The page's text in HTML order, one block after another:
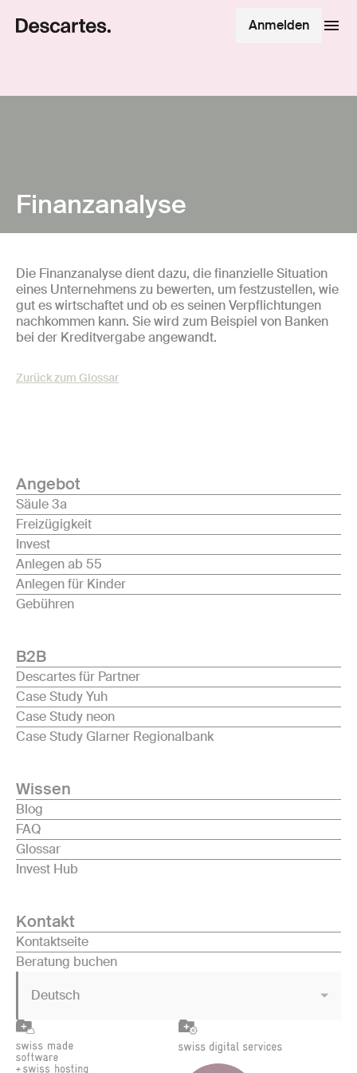
Anmelden
Finanzanalyse
Die Finanzanalyse dient dazu, die finanzielle Situation
eines Unternehmens zu bewerten, um festzustellen, wie
gut es wirtschaftet und ob es seinen Verpflichtungen
nachkommen kann. Sie wird zum Beispiel von Banken
bei der Kreditvergabe angewandt.
Zurück zum Glossar
Angebot
Säule 3a
Freizügigkeit
Invest
Anlegen ab 55
Anlegen für Kinder
Gebühren
B2B
Descartes für Partner
Case Study Yuh
Case Study neon
Case Study Glarner Regionalbank
Wissen
Blog
FAQ
Glossar
Invest Hub
Kontakt
Kontaktseite
Beratung buchen
Deutsch